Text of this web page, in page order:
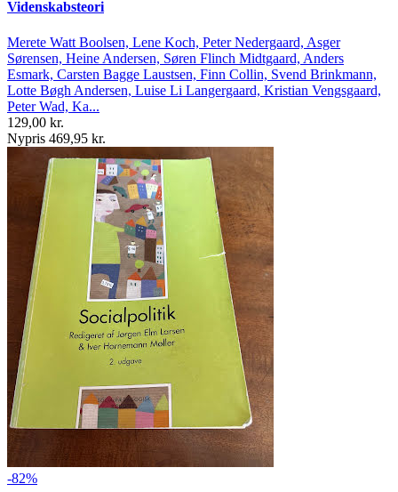
Videnskabsteori
Merete Watt Boolsen, Lene Koch, Peter Nedergaard, Asger
Sørensen, Heine Andersen, Søren Flinch Midtgaard, Anders
Esmark, Carsten Bagge Laustsen, Finn Collin, Svend Brinkmann,
Lotte Bøgh Andersen, Luise Li Langergaard, Kristian Vengsgaard,
Peter Wad, Ka...
129,00 kr.
Nypris 469,95 kr.
-82%